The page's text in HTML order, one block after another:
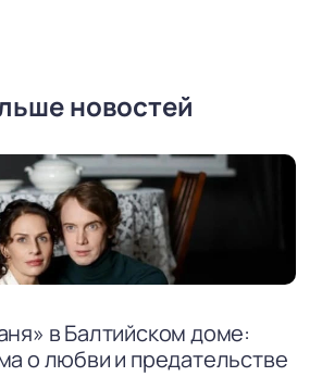
новостей
в Балтийском доме:
о любви и предательстве